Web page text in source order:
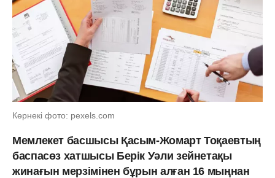
Көрнекі фото: pexels.com
Мемлекет басшысы Қасым-Жомарт Тоқаевтың
баспасөз хатшысы Берік Уәли зейнетақы
жинағын мерзімінен бұрын алған 16 мыңнан